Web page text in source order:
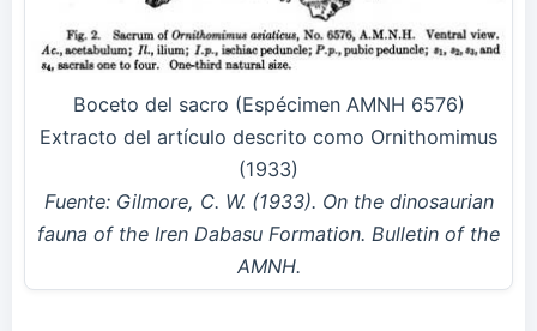
Boceto del sacro (Espécimen AMNH 6576)
Extracto del artículo descrito como Ornithomimus
(1933)
Fuente: Gilmore, C. W. (1933). On the dinosaurian
fauna of the Iren Dabasu Formation. Bulletin of the
AMNH.